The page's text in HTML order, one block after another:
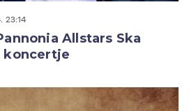
23:14
Allstars Ska
koncertje